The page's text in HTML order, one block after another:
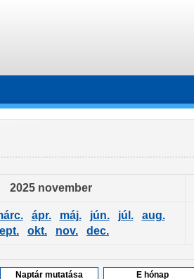
2025 november
ápr. máj. jún. júl.
aug.
okt. nov. dec.